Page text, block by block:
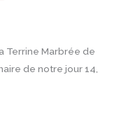
Terrine Marbrée de
de notre jour 14,